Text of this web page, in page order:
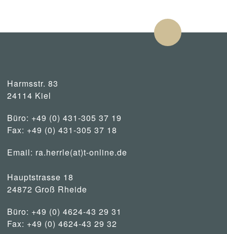
Harmsstr. 83
24114 Kiel
Büro: +49 (0) 431-305 37 19
Fax: +49 (0) 431-305 37 18
Email: ra.herrle(at)t-online.de
Hauptstrasse 18
24872 Groß Rheide
Büro: +49 (0) 4624-43 29 31
Fax: +49 (0) 4624-43 29 32